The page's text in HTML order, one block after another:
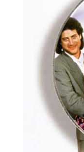
Oszukac
Grupa pracowników
katastrofy - most, na
uratować spod ostrz
Kostucha i tak upomni